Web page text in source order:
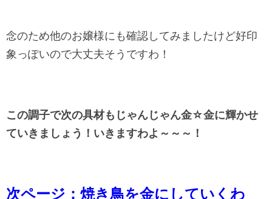
念のため他のお嬢様にも確認してみましたけど好印
象っぽいので大丈夫そうですわ！
この調子で次の具材もじゃんじゃん金☆金に輝かせ
ていきましょう！いきますわよ～～～！
次ページ：焼き鳥を金にしていくわ